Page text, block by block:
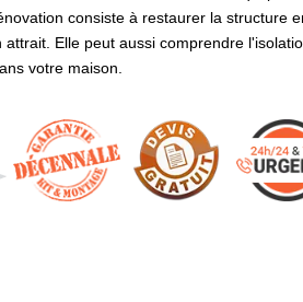
consiste à restaurer la structure
Elle peut aussi comprendre
votre maison.